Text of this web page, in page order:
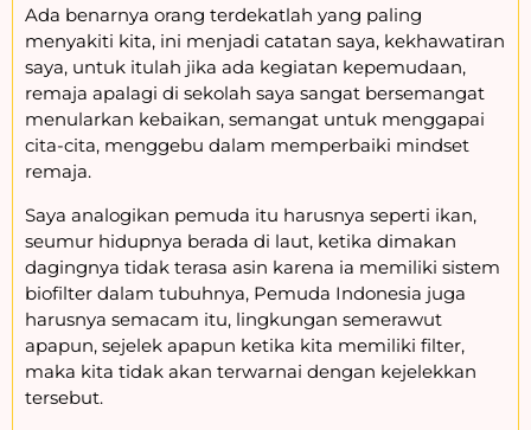
Ada benarnya orang terdekatlah yang paling
menyakiti kita, ini menjadi catatan saya, kekhawatiran
saya, untuk itulah jika ada kegiatan kepemudaan,
remaja apalagi di sekolah saya sangat bersemangat
menularkan kebaikan, semangat untuk menggapai
cita-cita, menggebu dalam memperbaiki mindset
remaja.
Saya analogikan pemuda itu harusnya seperti ikan,
seumur hidupnya berada di laut, ketika dimakan
dagingnya tidak terasa asin karena ia memiliki sistem
biofilter dalam tubuhnya, Pemuda Indonesia juga
harusnya semacam itu, lingkungan semerawut
apapun, sejelek apapun ketika kita memiliki filter,
maka kita tidak akan terwarnai dengan kejelekkan
tersebut.